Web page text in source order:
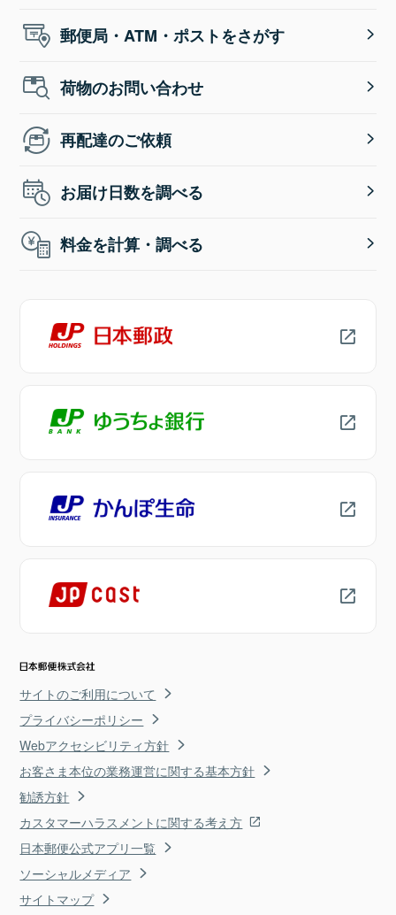
郵便局・ATM・ポストをさがす
荷物のお問い合わせ
再配達のご依頼
お届け日数を調べる
料金を計算・調べる
サイトのご利用について
プライバシーポリシー
Webアクセシビリティ方針
お客さま本位の業務運営に関する基本方針
勧誘方針
カスタマーハラスメントに関する考え方
日本郵便公式アプリ一覧
ソーシャルメディア
サイトマップ